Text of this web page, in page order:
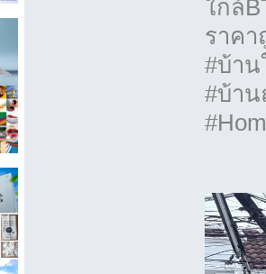
ใกล้
ราคา
#บ้าน
#บ้า